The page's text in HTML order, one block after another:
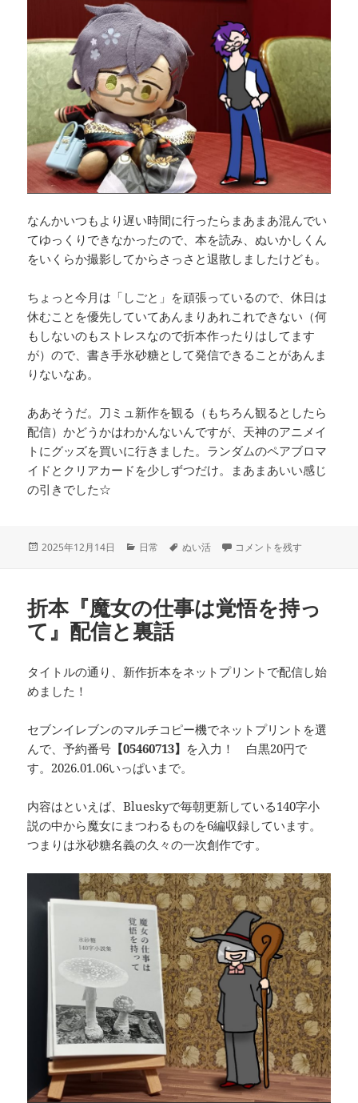
なんかいつもより遅い時間に行ったらまあまあ混んでい
てゆっくりできなかったので、本を読み、ぬいかしくん
をいくらか撮影してからさっさと退散しましたけども。
ちょっと今月は「しごと」を頑張っているので、休日は
休むことを優先していてあんまりあれこれできない（何
もしないのもストレスなので折本作ったりはしてます
が）ので、書き手氷砂糖として発信できることがあんま
りないなあ。
ああそうだ。刀ミュ新作を観る（もちろん観るとしたら
配信）かどうかはわかんないんですが、天神のアニメイ
トにグッズを買いに行きました。ランダムのペアブロマ
イドとクリアカードを少しずつだけ。まあまあいい感じ
の引きでした☆
投
2025年12月14日
カ
ー
日常
タ
ぬい活 そろそろ年末ですね に
コメントを残す
折本『魔女の仕事は覚悟を持っ
て』配信と裏話
タイトルの通り、新作折本をネットプリントで配信し始
めました！
セブンイレブンのマルチコピー機でネットプリントを選
んで、予約番号 【05460713】 を入力！ 白黒20円で
す。2026.01.06いっぱいまで。
内容はといえば、Blueskyで毎朝更新している140字小
説の中から魔女にまつわるものを6編収録しています。
つまりは氷砂糖名義の久々の一次創作です。